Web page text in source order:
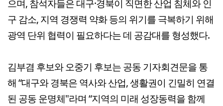
으며, 참석자들은 대구·경북이 직면한 산업 침체와 인
구 감소, 지역 경쟁력 약화 등의 위기를 극복하기 위해
광역 단위 협력이 필요하다는 데 공감대를 형성했다.
김부겸 후보와 오중기 후보는 공동 기자회견문을 통
해 “대구와 경북은 역사와 산업, 생활권이 긴밀히 연결
된 공동 운명체"라며 “지역의 미래 성장동력을 함께